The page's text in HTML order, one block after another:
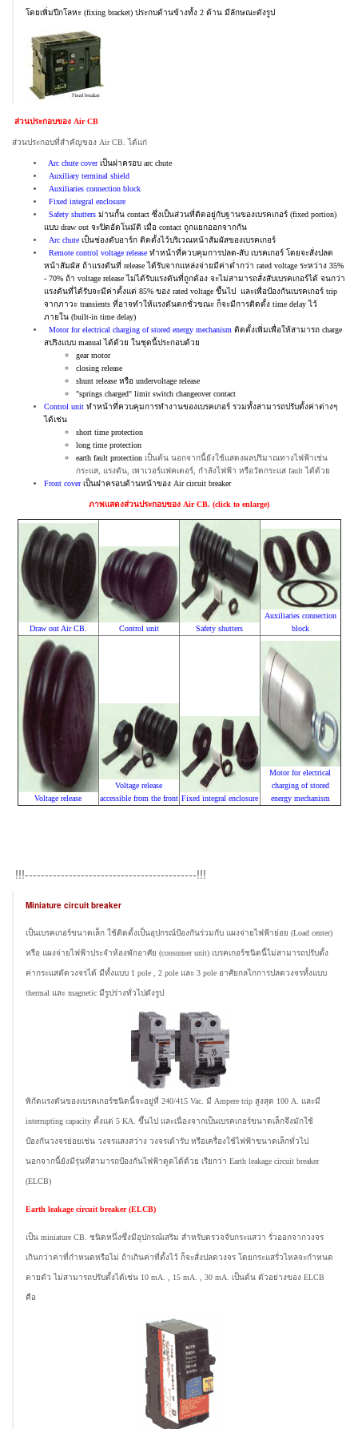
โดยเพิ่มปีกโลหะ (fixing bracket) ประกบด้านข้างทั้ง 2 ด้าน มีลักษณะดังรูป
ส่วนประกอบของ Air CB
ส่วนประกอบที่สำคัญของ Air CB. ได้แก่
Arc chute cover เป็นฝาครอบ arc chute
Auxiliary terminal shield
Auxiliaries connection block
Fixed integral enclosure
Safety shutters ม่านกั้น contact ซึ่งเป็นส่วนที่ติดอยู่กับฐานของเบรคเกอร์ (fixed portion)
แบบ draw out จะปิดอัตโนมัติ เมื่อ contact ถูกแยกออกจากกัน
Arc chute เป็นช่องดับอาร์ก ติดตั้งไว้บริเวณหน้าสัมผัสของเบรคเกอร์
Remote control voltage release ทำหน้าที่ควบคุมการปลด-สับ เบรคเกอร์ โดยจะสั่งปลด
หน้าสัมผัส ถ้าแรงดันที่ release ได้รับจากแหล่งจ่ายมีค่าต่ำกว่า rated voltage ระหว่าง 35%
- 70% ถ้า voltage release ไม่ได้รับแรงดันที่ถูกต้อง จะไม่สามารถสั่งสับเบรคเกอร์ได้ จนกว่า
แรงดันที่ได้รับจะมีค่าตั้งแต่ 85% ของ rated voltage ขึ้นไป และเพื่อป้องกันเบรคเกอร์ trip
จากภาวะ transients ที่อาจทำให้แรงดันตกชั่วขณะ ก็จะมีการติดตั้ง time delay ไว้
ภายใน (built-in time delay)
Motor for electrical charging of stored energy mechanism ติดตั้งเพิ่มเพื่อให้สามารถ charge
สปริงแบบ manual ได้ด้วย ในชุดนี้ประกอบด้วย
gear motor
closing release
shunt release หรือ undervoltage release
"springs charged" limit switch changeover contact
Control unit ทำหน้าที่ควบคุมการทำงานของเบรคเกอร์ รวมทั้งสามารถปรับตั้งค่าต่างๆ
ได้เช่น
short time protection
long time protection
earth fault protection เป็นต้น นอกจากนี้ยังใช้แสดงผลปริมาณทางไฟฟ้าเช่น
กระแส, แรงดัน, เพาเวอร์แฟคเตอร์, กำลังไฟฟ้า หรือวัดกระแส fault ได้ด้วย
Front coverเป็นฝาครอบด้านหน้าของ Air circuit breaker
ภาพแสดงส่วนประกอบของ Air CB. (click to enlarge)
Draw out Air CB. Control unit Safety shutters
Auxiliaries connection
block
Voltage release
Voltage release
accessible from the front Fixed integral enclosure
Motor for electrical
charging of stored
energy mechanism
!!!-------------------------------------------!!!
Miniature circuit breaker
เป็นเบรคเกอร์ขนาดเล็ก ใช้ติดตั้งเป็นอุปกรณ์ป้องกันร่วมกับ แผงจ่ายไฟฟ้าย่อย (Load center)
หรือ แผงจ่ายไฟฟ้าประจำห้องพักอาศัย (consumer unit) เบรคเกอร์ชนิดนี้ไม่สามารถปรับตั้ง
ค่ากระแสตัดวงจรได้ มีทั้งแบบ 1 pole , 2 pole และ 3 pole อาศัยกลไกการปลดวงจรทั้งแบบ
thermal และ magnetic มีรูปร่างทั่วไปดังรูป
พิกัดแรงดันของเบรคเกอร์ชนิดนี้จะอยู่ที่ 240/415 Vac. มี Ampere trip สูงสุด 100 A. และมี
interrupting capacity ตั้งแต่ 5 KA. ขึ้นไป และเนื่องจากเป็นเบรคเกอร์ขนาดเล็กจึงมักใช้
ป้องกันวงจรย่อยเช่น วงจรแสงสว่าง วงจรเต้ารับ หรือเครื่องใช้ไฟฟ้าขนาดเล็กทั่วไป
นอกจากนี้ยังมีรุ่นที่สามารถป้องกันไฟฟ้าดูดได้ด้วย เรียกว่า Earth leakage circuit breaker
(ELCB)
Earth leakage circuit breaker (ELCB)
เป็น miniature CB. ชนิดหนึ่งซึ่งมีอุปกรณ์เสริม สำหรับตรวจจับกระแสว่า รั่วออกจากวงจร
เกินกว่าค่าที่กำหนดหรือไม่ ถ้าเกินค่าที่ตั้งไว้ ก็จะสั่งปลดวงจร โดยกระแสรั่วไหลจะกำหนด
ตายตัว ไม่สามารถปรับตั้งได้เช่น 10 mA. , 15 mA. , 30 mA. เป็นต้น ตัวอย่างของ ELCB
คือ